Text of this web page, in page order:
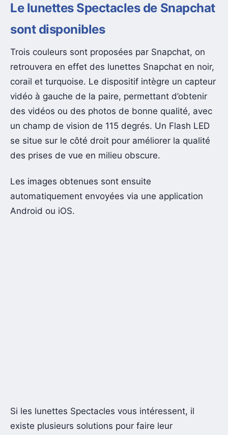
Le lunettes Spectacles de Snapchat
sont disponibles
Trois couleurs sont proposées par Snapchat, on
retrouvera en effet des lunettes Snapchat en noir,
corail et turquoise. Le dispositif intègre un capteur
vidéo à gauche de la paire, permettant d’obtenir
des vidéos ou des photos de bonne qualité, avec
un champ de vision de 115 degrés. Un Flash LED
se situe sur le côté droit pour améliorer la qualité
des prises de vue en milieu obscure.
Les images obtenues sont ensuite
automatiquement envoyées via une application
Android ou iOS.
Si les lunettes Spectacles vous intéressent, il
existe plusieurs solutions pour faire leur